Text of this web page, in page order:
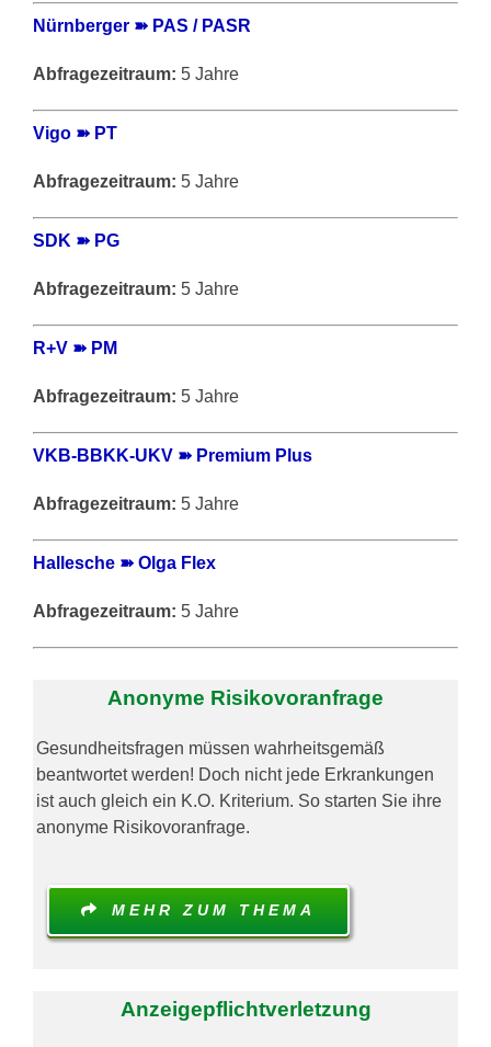
Nürnberger ➽ PAS / PASR
Abfragezeitraum: 5 Jahre
Vigo ➽ PT
Abfragezeitraum: 5 Jahre
SDK ➽ PG
Abfragezeitraum: 5 Jahre
R+V ➽ PM
Abfragezeitraum: 5 Jahre
VKB-BBKK-UKV ➽ Premium Plus
Abfragezeitraum: 5 Jahre
Hallesche ➽ Olga Flex
Abfragezeitraum: 5 Jahre
Anonyme Risikovoranfrage
Gesundheitsfragen müssen wahrheitsgemäß
beantwortet werden! Doch nicht jede Erkrankungen
ist auch gleich ein K.O. Kriterium. So starten Sie ihre
anonyme Risikovoranfrage.
MEHR ZUM THEMA
Anzeigepflichtverletzung